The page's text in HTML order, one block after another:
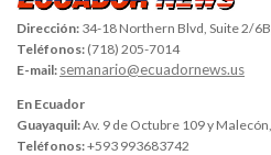
Dirección: 34-18 Northern Blvd, Suite 2/
Teléfonos: (718) 205-7014
E-mail: semanario@ecuadornews.us
En Ecuador
Guayaquil:Av. 9 de Octubre 109 y
Teléfonos:+593 993683742